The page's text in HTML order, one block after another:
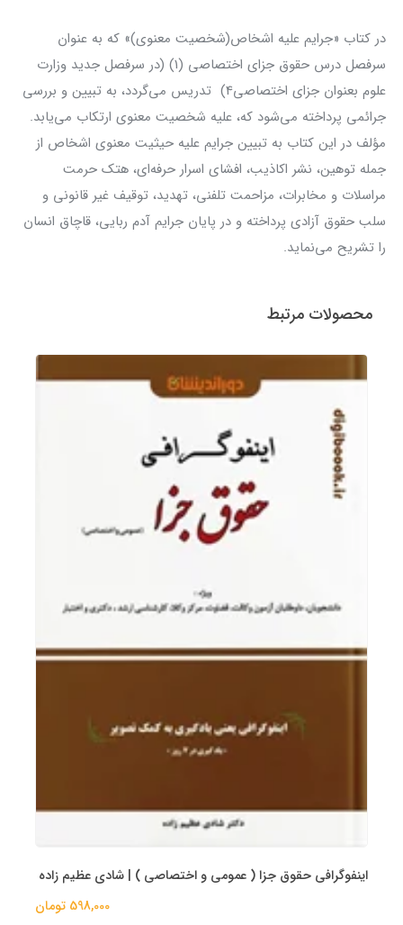
در کتاب «جرایم علیه اشخاص(شخصیت معنوی)» که به عنوان
سرفصل درس حقوق جزای اختصاصی (1) (در سرفصل جدید وزارت
علوم بعنوان جزای اختصاصی4) تدریس می‌گردد، به تبیین و بررسی
جرائمی پرداخته می‌شود که، علیه شخصیت معنوی ارتکاب می‌یابد.
مؤلف در این کتاب به تبیین جرایم علیه حیثیت معنوی اشخاص از
جمله توهین، نشر اکاذیب، افشای اسرار حرفه‌ای، هتک حرمت
مراسلات و مخابرات، مزاحمت تلفنی، تهدید، توقیف غیر قانونی و
سلب حقوق آزادی پرداخته و در پایان جرایم آدم ربایی، قاچاق انسان
را تشریح می‌نماید.
محصولات مرتبط
اینفوگرافی حقوق جزا ( عمومی و اختصاصی ) | شادی عظیم زاده
598,000 تومان